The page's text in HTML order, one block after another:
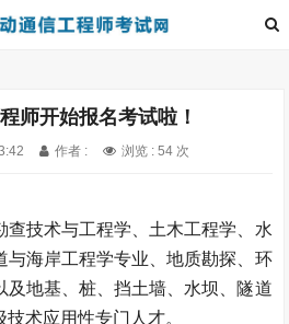
师开始报名考试啦！
作者 : 浏览 : 54 次
查技术与工程学、土木工程学、水
与海岸工程学专业、地质勘探、环
及地基、桩、挡土墙、水坝、隧道
术应用性专门人才。